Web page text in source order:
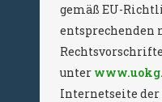
gemäß EU-
entsprechenden
unter
Internetseite der